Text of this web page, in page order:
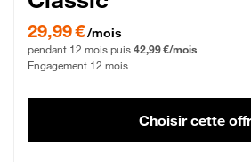
29,99 € par mois pendant 12 mois puis 42,99
29,99 €/mois
pendant 12 mois puis 42,99 €/mois
Engagement 12 mois
Choisir cette